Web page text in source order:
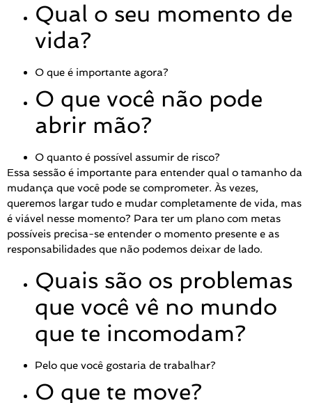
Qual o seu momento de
vida?
O que é importante agora?
O que você não pode
abrir mão?
O quanto é possível assumir de risco?
Essa sessão é importante para entender qual o tamanho da
mudança que você pode se comprometer. Às vezes,
queremos largar tudo e mudar completamente de vida, mas
é viável nesse momento? Para ter um plano com metas
possíveis precisa-se entender o momento presente e as
responsabilidades que não podemos deixar de lado.
Quais são os problemas
que você vê no mundo
que te incomodam?
Pelo que você gostaria de trabalhar?
O que te move?